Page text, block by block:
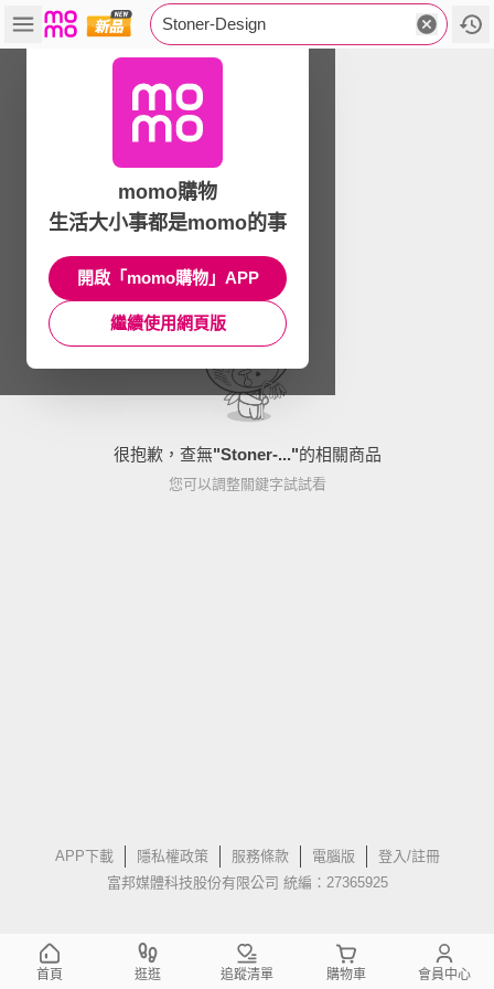
Stoner-Design
很抱歉，查無"Stoner-..."的相關商品
您可以調整關鍵字試試看
APP下載 隱私權政策 服務條款 電腦版
登入/註冊
富邦媒體科技股份有限公司 統編：27365925
momo購物
生活大小事都是momo的事
開啟「momo購物」APP
繼續使用網頁版
首頁 逛逛 追蹤清單 購物車 會員中心